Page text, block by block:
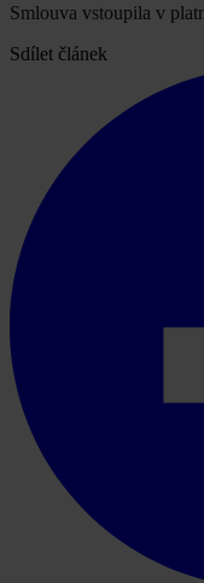
Smlouva vstoupila v
Sdílet článek